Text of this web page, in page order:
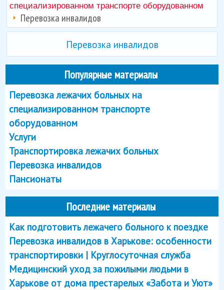
специализированном транспорте оборудованном
Перевозка инвалидов
Перевозка инвалидов
Популярные материалы
Перевозка лежачих больных на
специализированном транспорте
оборудованном
Услуги
Транспортировка лежачих больных
Перевозка инвалидов
Пансионаты
Последние материалы
Как подготовить лежачего больного к поездке
Перевозка инвалидов в Харькове: особенности
транспортировки | Круглосуточная служба
Медицинский уход за пожилыми людьми в
Харькове от дома престарелых «Забота и Уют»